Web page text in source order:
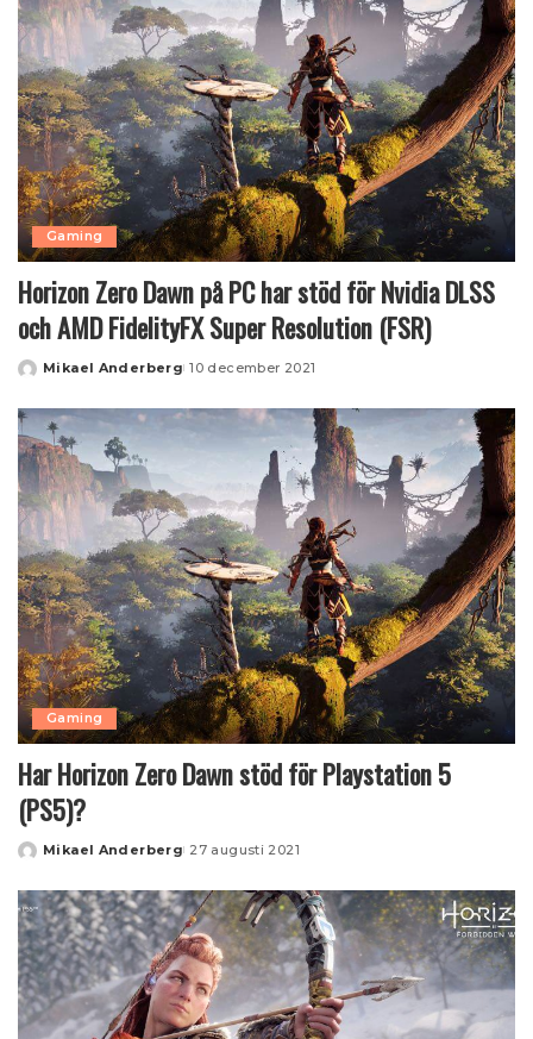
Gaming
Horizon Zero Dawn på PC har stöd för Nvidia DLSS
och AMD FidelityFX Super Resolution (FSR)
Posted
Mikael Anderberg 10 december 2021
Gaming
Har Horizon Zero Dawn stöd för Playstation 5
(PS5)?
Posted
Mikael Anderberg 27 augusti 2021